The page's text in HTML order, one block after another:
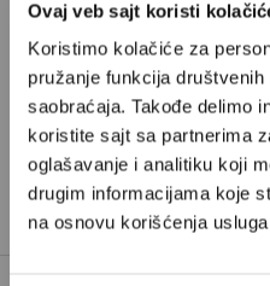
Ovaj veb sajt koristi
Koristimo kolačiće za
pružanje funkcija
saobraćaja. Takođe delimo
koristite sajt sa partnerima
oglašavanje i analitiku koji
drugim informacijama koje
na osnovu korišćenja
Već imate
Vesna Brzev-Ćurčićje
medicinske psihologije iz
priča